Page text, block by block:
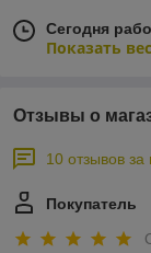
Сегодня
Показать
Отзывы о
10 отзывов за
Покупатель